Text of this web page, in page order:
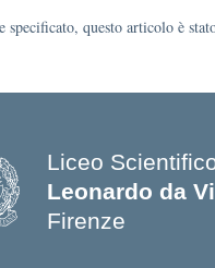
specificato, questo articolo è
Liceo
Leonardo da
Firenze